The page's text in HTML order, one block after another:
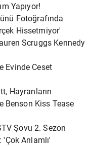
Yapıyor!
Fotoğrafında
Hissetmiyor'
Scruggs Kennedy
Evinde Ceset
Hayranların
Benson Kiss Tease
Şovu 2. Sezon
'Çok Anlamlı'